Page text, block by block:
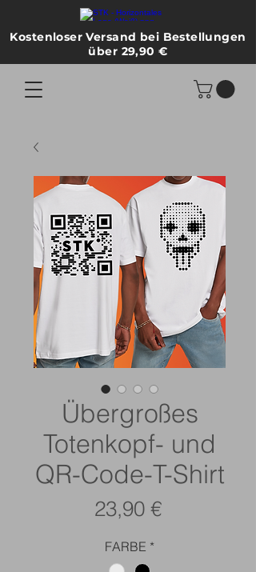
Kostenloser Versand bei Bestellungen
über 29,90 €
Übergroßes
Totenkopf- und
QR-Code-T-Shirt
23,90 €Preis
FARBE *